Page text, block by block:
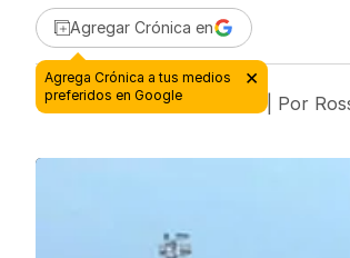
Agregar Crónica en
1 de enero de 2024 - 15:44 | Por